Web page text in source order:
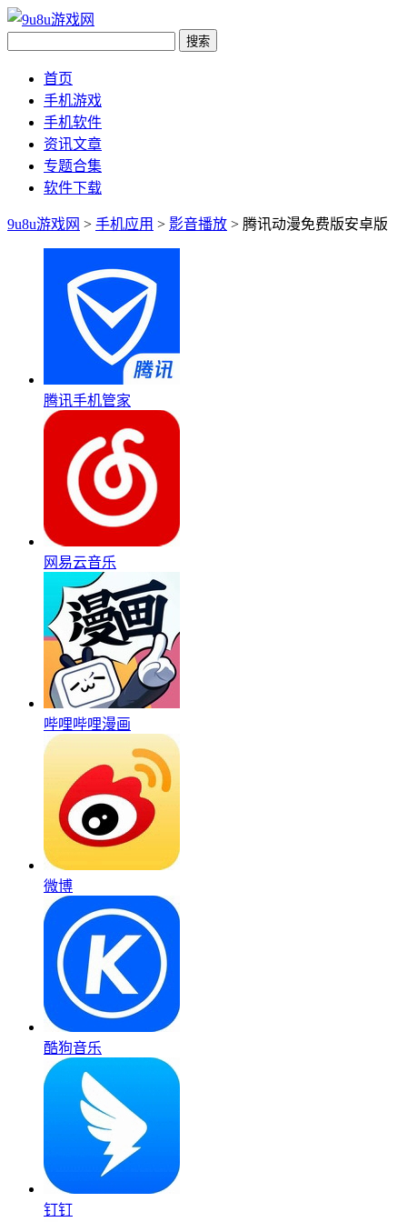
首页
手机游戏
手机软件
资讯文章
专题合集
软件下载
9u8u游戏网 > 手机应用 > 影音播放 > 腾讯动漫免费版安卓版
腾讯手机管家
网易云音乐
哔哩哔哩漫画
微博
酷狗音乐
钉钉